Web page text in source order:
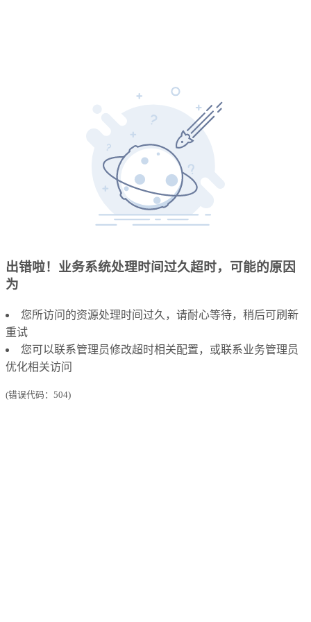
出错啦！业务系统处理时间过久超时，可能的原因
为
您所访问的资源处理时间过久，请耐心等待，稍后可刷新
重试
您可以联系管理员修改超时相关配置，或联系业务管理员
优化相关访问
(错误代码：504)